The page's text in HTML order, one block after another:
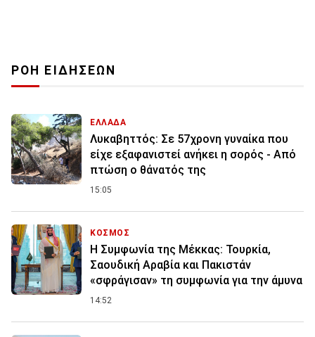
ΡΟΗ ΕΙΔΗΣΕΩΝ
ΕΛΛΑΔΑ
Λυκαβηττός: Σε 57χρονη γυναίκα που
είχε εξαφανιστεί ανήκει η σορός - Από
πτώση ο θάνατός της
15:05
ΚΟΣΜΟΣ
Η Συμφωνία της Μέκκας: Τουρκία,
Σαουδική Αραβία και Πακιστάν
«σφράγισαν» τη συμφωνία για την άμυνα
14:52